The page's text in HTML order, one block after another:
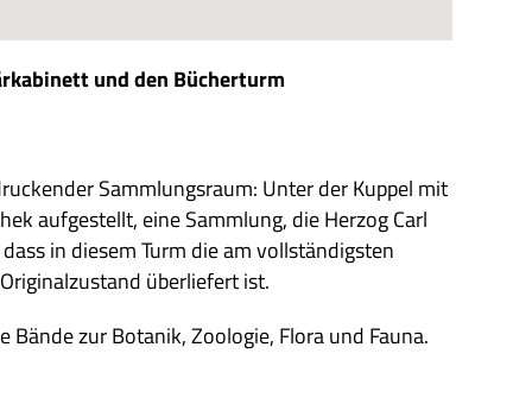
und den Bücherturm
Samm­lungs­raum: Unter der Kup­pel mit
auf­ge­stellt, eine Samm­lung, die Her­zog Carl
in die­sem Turm die am voll­stän­dig­sten
über­lie­fert ist.
zur Bota­nik, Zoo­lo­gie, Flora und Fauna.